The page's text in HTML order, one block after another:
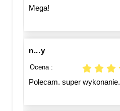
Mega!
n...y
Ocena :
Polecam. super wykonanie.